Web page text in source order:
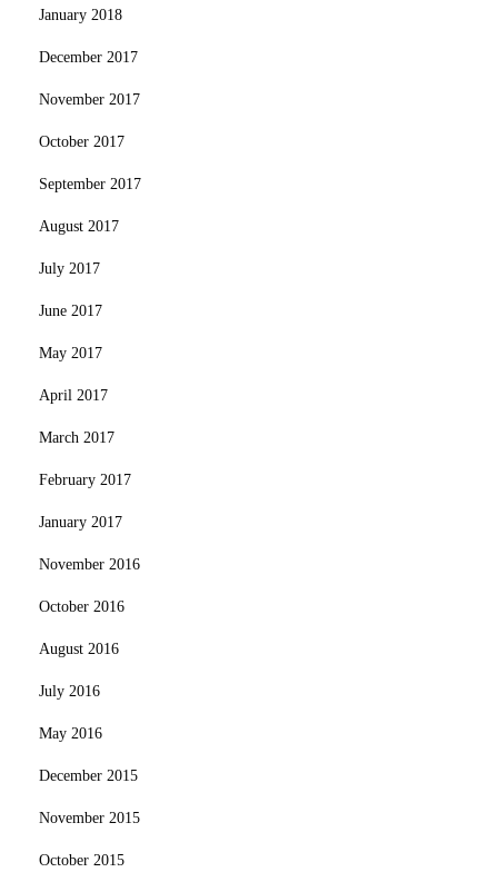
January 2018
December 2017
November 2017
October 2017
September 2017
August 2017
July 2017
June 2017
May 2017
April 2017
March 2017
February 2017
January 2017
November 2016
October 2016
August 2016
July 2016
May 2016
December 2015
November 2015
October 2015